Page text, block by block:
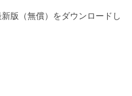
版（無償）をダウンロードし